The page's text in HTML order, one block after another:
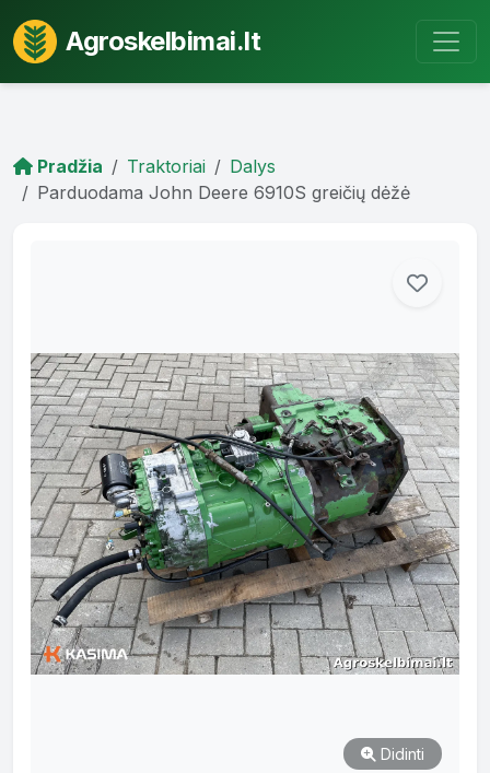
Agroskelbimai.lt
Pradžia Traktoriai
Dalys
Parduodama John Deere 6910S greičių dėžė
Didinti